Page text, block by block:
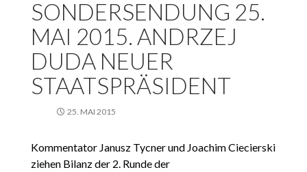
SONDERSENDUNG 25.
MAI 2015. ANDRZEJ
DUDA NEUER
STAATSPRÄSIDENT
25. MAI 2015
Kommentator Janusz Tycner und Joachim Ciecierski
ziehen Bilanz der 2. Runde der